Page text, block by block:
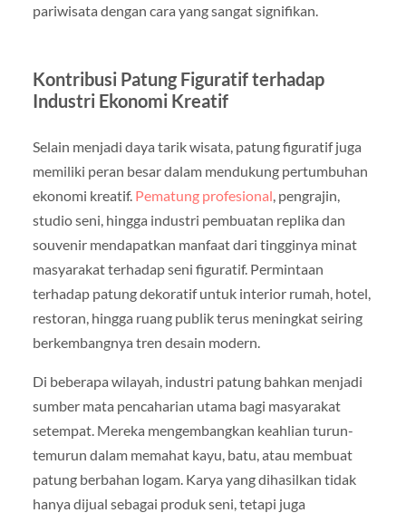
pariwisata dengan cara yang sangat signifikan.
Kontribusi Patung Figuratif terhadap
Industri Ekonomi Kreatif
Selain menjadi daya tarik wisata, patung figuratif juga
memiliki peran besar dalam mendukung pertumbuhan
ekonomi kreatif. Pematung profesional , pengrajin,
studio seni, hingga industri pembuatan replika dan
souvenir mendapatkan manfaat dari tingginya minat
masyarakat terhadap seni figuratif. Permintaan
terhadap patung dekoratif untuk interior rumah, hotel,
restoran, hingga ruang publik terus meningkat seiring
berkembangnya tren desain modern.
Di beberapa wilayah, industri patung bahkan menjadi
sumber mata pencaharian utama bagi masyarakat
setempat. Mereka mengembangkan keahlian turun-
temurun dalam memahat kayu, batu, atau membuat
patung berbahan logam. Karya yang dihasilkan tidak
hanya dijual sebagai produk seni, tetapi juga